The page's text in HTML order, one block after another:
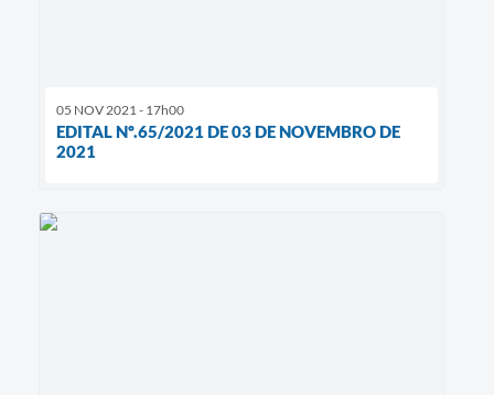
05 NOV 2021 - 17h00
EDITAL Nº.65/2021 DE 03 DE NOVEMBRO DE
2021